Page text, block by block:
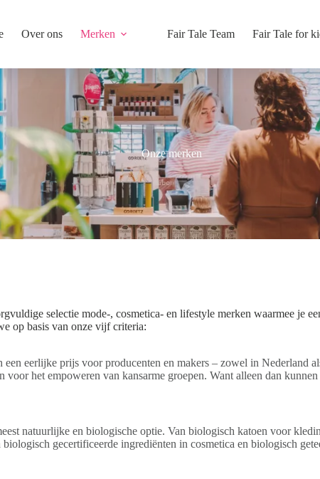
Over ons Merken Fair Tale Team Fair Tale for
Onze merken
selectie mode-, cosmetica- en lifestyle merken waarmee je
op basis van onze vijf criteria:
een eerlijke prijs voor producenten en makers – zowel in Nederland
voor het empoweren van kansarme groepen. Want alleen dan
natuurlijke en biologische optie. Van biologisch katoen voor
gecertificeerde ingrediënten in cosmetica en biologisch